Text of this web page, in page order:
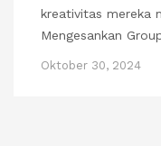
kreativitas mereka
Mengesankan
Oktober 30, 2024